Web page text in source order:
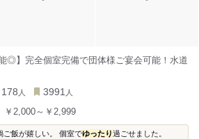
◎】完全個室完備で団体様ご宴会可能！水道
178 人 3991 人
￥2,000～￥2,999
ご飯が嬉しい。 個室でゆったり過ごせました。